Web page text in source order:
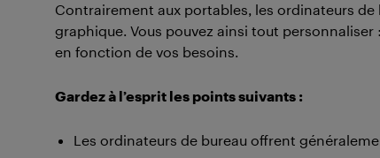
Contrairement aux portables, les ordinateurs
graphique. Vous pouvez ainsi tout
en fonction de vos besoins.
Gardez à l’esprit les points suivants :
Les ordinateurs de bureau offrent